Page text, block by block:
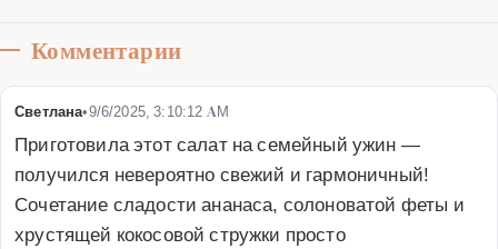
Комментарии
Светлана•9/6/2025, 3:10:12 AM
Приготовила этот салат на семейный ужин —
получился невероятно свежий и гармоничный!
Сочетание сладости ананаса, солоноватой феты и
хрустящей кокосовой стружки просто